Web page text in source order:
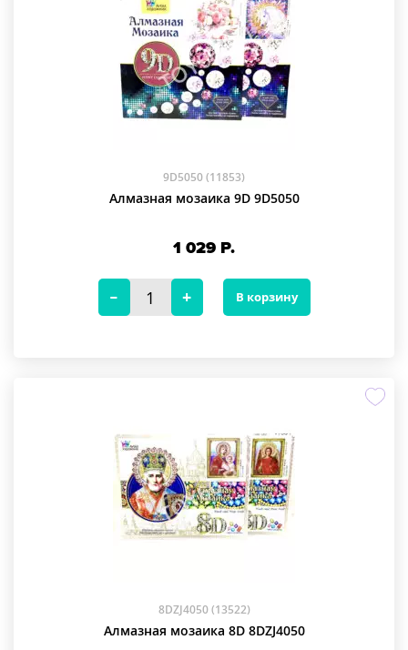
9D5050 (11853)
Алмазная мозаика 9D 9D5050
1 029 Р.
В корзину
8DZJ4050 (13522)
Алмазная мозаика 8D 8DZJ4050